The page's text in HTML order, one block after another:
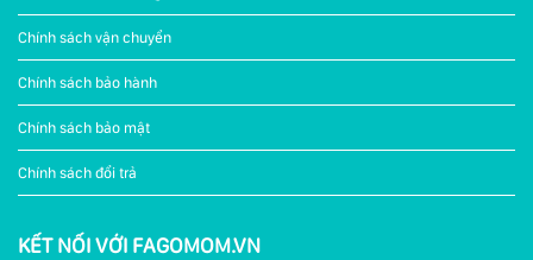
Chính sách vận chuyển
Chính sách bảo hành
Chính sách bảo mật
Chính sách đổi trả
KẾT NỐI VỚI FAGOMOM.VN